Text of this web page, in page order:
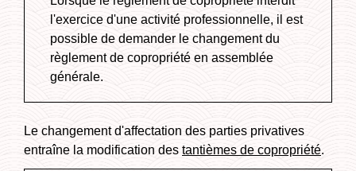
l'exercice d'une activité professionnelle, il est
possible de demander le changement du
règlement de copropriété en assemblée
générale.
Le changement d'affectation des parties privatives
entraîne la modification des tantièmes de copropriété.